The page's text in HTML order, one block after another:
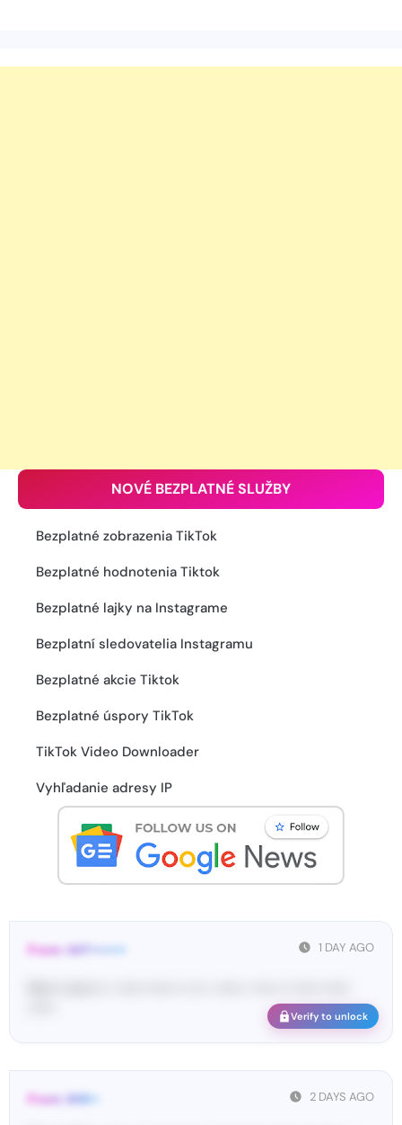
NOVÉ BEZPLATNÉ SLUŽBY
Bezplatné zobrazenia TikTok
Bezplatné hodnotenia Tiktok
Bezplatné lajky na Instagrame
Bezplatní sledovatelia Instagramu
Bezplatné akcie Tiktok
Bezplatné úspory TikTok
TikTok Video Downloader
Vyhľadanie adresy IP
1 DAY AGO
From: 447••••••••
Verify to unlock
2 DAYS AGO
From: SHE••